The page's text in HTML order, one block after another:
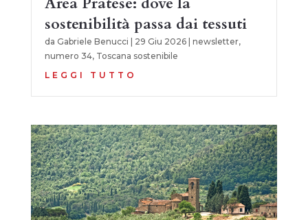
sostenibilità passa dai tessuti
da Gabriele Benucci | 29 Giu 2026| newsletter,
numero 34, Toscana sostenibile
LEGGI TUTTO